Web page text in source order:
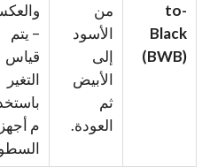
to-
Black
(BWB)
من
الأسود
إلى
الأبيض
ثم
العودة.
– يتم
قياس
التغير
م